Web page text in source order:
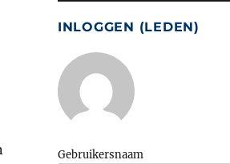
INLOGGEN (LEDEN)
Gebruikersnaam